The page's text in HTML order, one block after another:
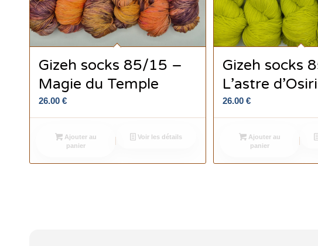
Gizeh socks 85/15 –
Magie du Temple
26.00 €
Ajouter au
panier
Voir les détails
Gizeh socks
L’astre
26.00€
Ajouter au
panier